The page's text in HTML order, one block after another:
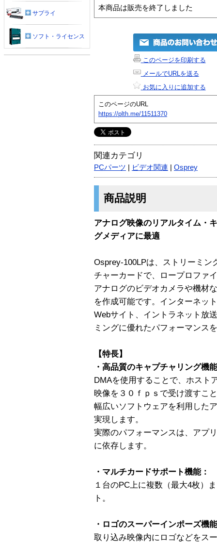
本商品は販売を終了しました
このページを印刷する
メールでURLを送る
お気に入りに追加する
このページのURL
https://plth.me/11511370
関連カテゴリ
PCパーツ ビデオ関連 Osprey
商品説明
アナログ映像のリアルタイム・
グメディアに最適
Osprey-100LPは、ストリーミン
チャーカードで、ロープロファ
アナログのビデオカメラや機材
を作成可能です。インターネッ
Webサイト、イントラネット放
ミングに優れたパフォーマンス
【特長】
・高品質のキャプチャリング機
DMAを使用することで、ホスト
映像を３０ｆｐｓで受け渡すこ
幅広いソフトウェアを利用した
実現します。
実際のパフォーマンスは、アプ
に依存します。
・マルチカードサポート機能：
１台のPC上に複数（最大4枚）
ト。
・ロゴのスーパーインポーズ機
取り込み映像内にロゴなどをス
サプライ
ソフト・ライセンス